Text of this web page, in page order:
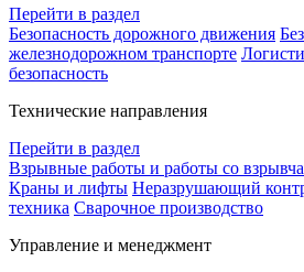
Перейти в раздел
Безопасность дорожного движения
железнодорожном транспорте
безопасность
Технические направления
Перейти в раздел
Взрывные работы и работы со
Краны и лифты Неразрушающий
техника Сварочное производство
Управление и менеджмент